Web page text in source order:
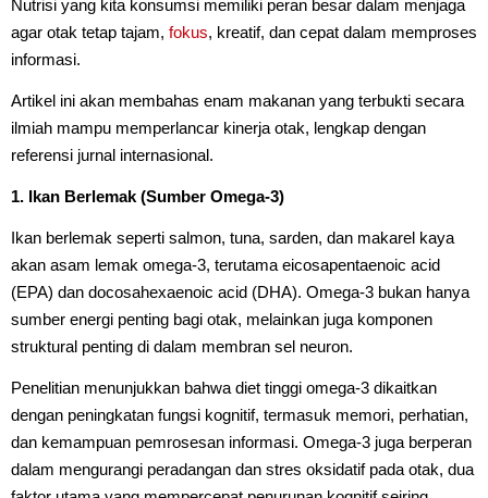
Nutrisi yang kita konsumsi memiliki peran besar dalam menjaga
agar otak tetap tajam, fokus, kreatif, dan cepat dalam memproses
informasi.
Artikel ini akan membahas enam makanan yang terbukti secara
ilmiah mampu memperlancar kinerja otak, lengkap dengan
referensi jurnal internasional.
1. Ikan Berlemak (Sumber Omega-3)
Ikan berlemak seperti salmon, tuna, sarden, dan makarel kaya
akan asam lemak omega-3, terutama eicosapentaenoic acid
(EPA) dan docosahexaenoic acid (DHA). Omega-3 bukan hanya
sumber energi penting bagi otak, melainkan juga komponen
struktural penting di dalam membran sel neuron.
Penelitian menunjukkan bahwa diet tinggi omega-3 dikaitkan
dengan peningkatan fungsi kognitif, termasuk memori, perhatian,
dan kemampuan pemrosesan informasi. Omega-3 juga berperan
dalam mengurangi peradangan dan stres oksidatif pada otak, dua